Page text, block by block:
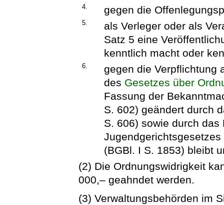
4. gegen die
5.
als Verleger oder als
Satz 5 eine
kenntlich macht oder
6.
gegen die Verpflichtung
des Gesetzes über
Fassung der
S. 602) geändert durch
S. 606) sowie durch das
Jugendgerichtsgesetzes
(BGBl. I S. 1853) bleibt
(2) Die Ordnungswidrigkeit
000,– geahndet werden.
(3) Verwaltungsbehörden im